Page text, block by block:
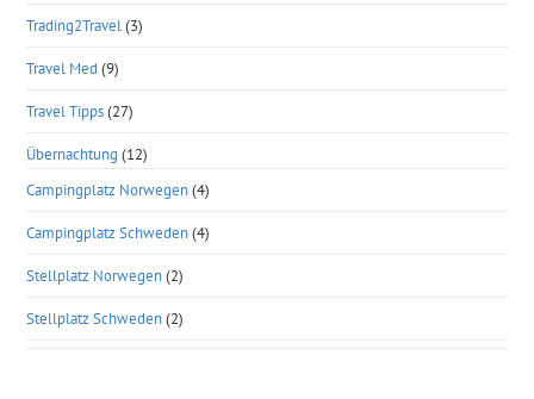
Trading2Travel (3)
Travel Med (9)
Travel Tipps (27)
Übernachtung (12)
Campingplatz Norwegen (4)
Campingplatz Schweden (4)
Stellplatz Norwegen (2)
Stellplatz Schweden (2)